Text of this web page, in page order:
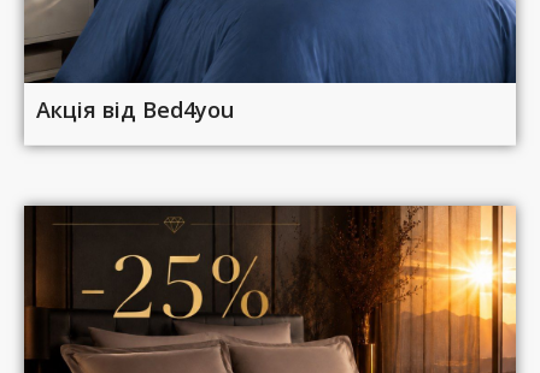
Акція від Bed4you